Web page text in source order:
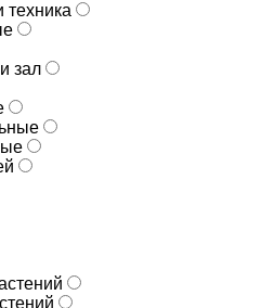
техника
зал